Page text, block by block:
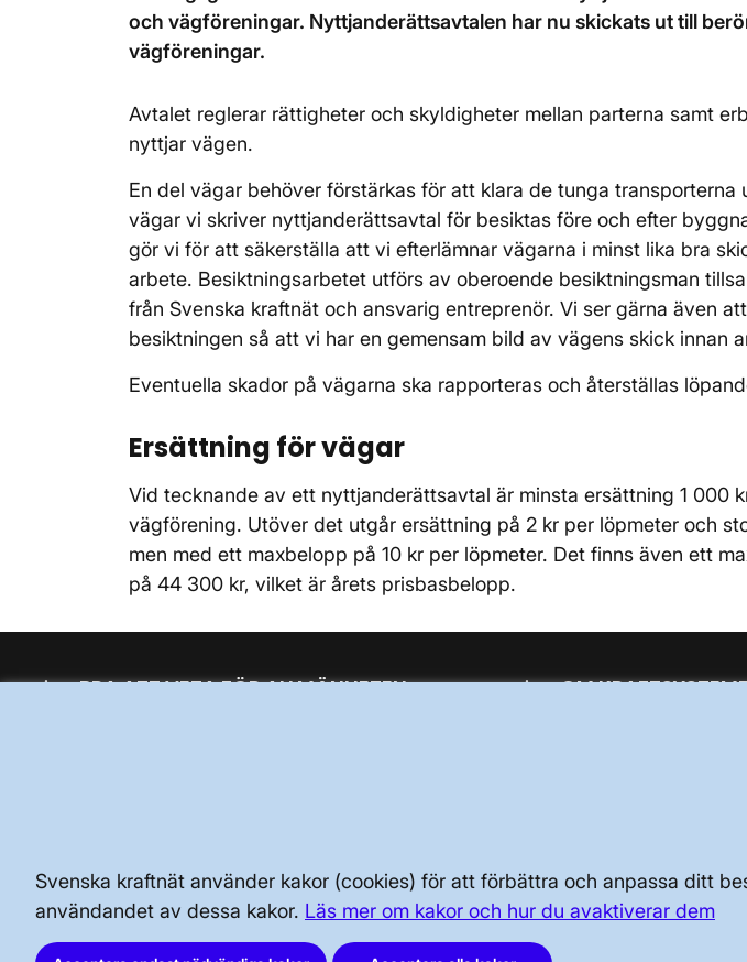
Svenska kraftnät använder kakor (cookies) för att förbättra och anpassa ditt
användandet av dessa kakor. Läs mer om kakor och hur du avaktiverar dem
och vägföreningar. Nyttjanderättsavtalen har nu skickats ut till
vägföreningar.
Avtalet reglerar rättigheter och skyldigheter mellan parterna samt
nyttjar vägen.
En del vägar behöver förstärkas för att klara de tunga transporterna
vägar vi skriver nyttjanderättsavtal för besiktas före och efter
gör vi för att säkerställa att vi efterlämnar vägarna i minst lika bra
arbete. Besiktningsarbetet utförs av oberoende besiktningsman
från Svenska kraftnät och ansvarig entreprenör. Vi ser gärna även
besiktningen så att vi har en gemensam bild av vägens skick innan
Eventuella skador på vägarna ska rapporteras och återställas
Ersättning för vägar
Vid tecknande av ett nyttjanderättsavtal är minsta ersättning 1 000
vägförening. Utöver det utgår ersättning på 2 kr per löpmeter och
men med ett maxbelopp på 10 kr per löpmeter. Det finns även ett
på 44 300 kr, vilket är årets prisbasbelopp.
BRA ATT VETA FÖR ALLMÄNHETEN OM